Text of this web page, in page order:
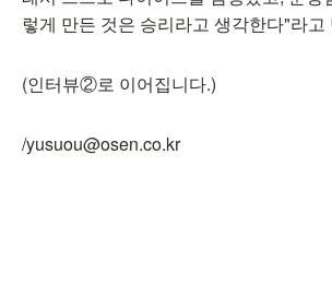
렇게 만든 것은 승리라고 생각한다"라고
(인터뷰②로 이어집니다.)
/yusuou@osen.co.kr